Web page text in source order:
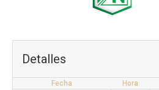
Detalles
Fecha Hora